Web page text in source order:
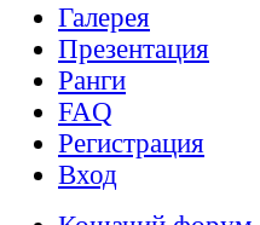
Галерея
Презентация
Ранги
FAQ
Регистрация
Вход